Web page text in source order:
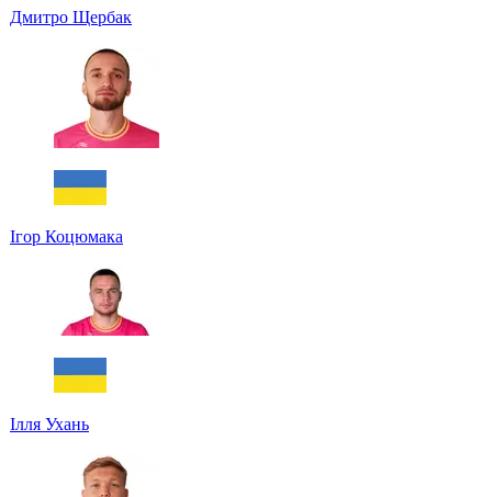
Дмитро Щербак
Ігор Коцюмака
Ілля Ухань